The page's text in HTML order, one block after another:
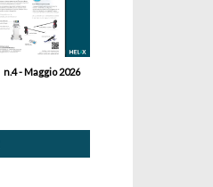
n.4 - Maggio 2026